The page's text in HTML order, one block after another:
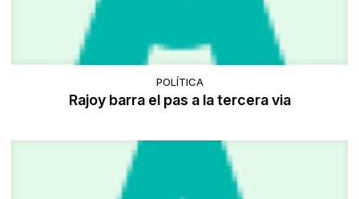
POLÍTICA
Rajoy barra el pas a la tercera via